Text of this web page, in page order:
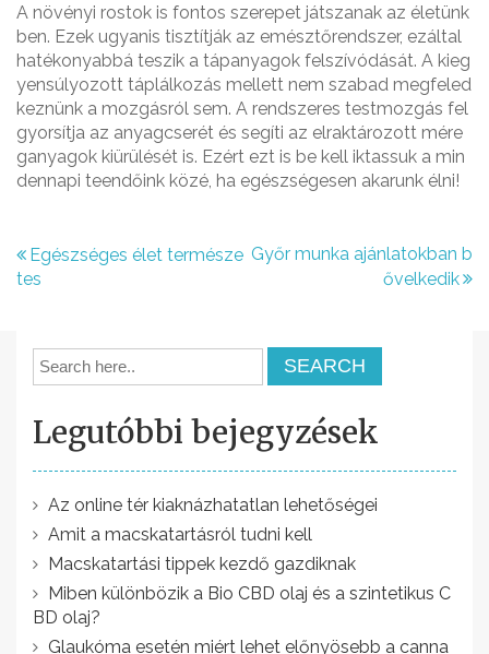
A növényi rostok is fontos szerepet játszanak az életünk
ben. Ezek ugyanis tisztítják az emésztőrendszer, ezáltal
hatékonyabbá teszik a tápanyagok felszívódását. A kieg
yensúlyozott táplálkozás mellett nem szabad megfeled
keznünk a mozgásról sem. A rendszeres testmozgás fel
gyorsítja az anyagcserét és segíti az elraktározott mére
ganyagok kiürülését is. Ezért ezt is be kell iktassuk a min
dennapi teendőink közé, ha egészségesen akarunk élni!
B
e
y
n
Egészséges élet természe
tes
Győr munka ajánlatokban b
ővelkedik
Legutóbbi bejegyzések
Az online tér kiaknázhatatlan lehetőségei
Amit a macskatartásról tudni kell
Macskatartási tippek kezdő gazdiknak
Miben különbözik a Bio CBD olaj és a szintetikus C
BD olaj?
Glaukóma esetén miért lehet előnyösebb a canna